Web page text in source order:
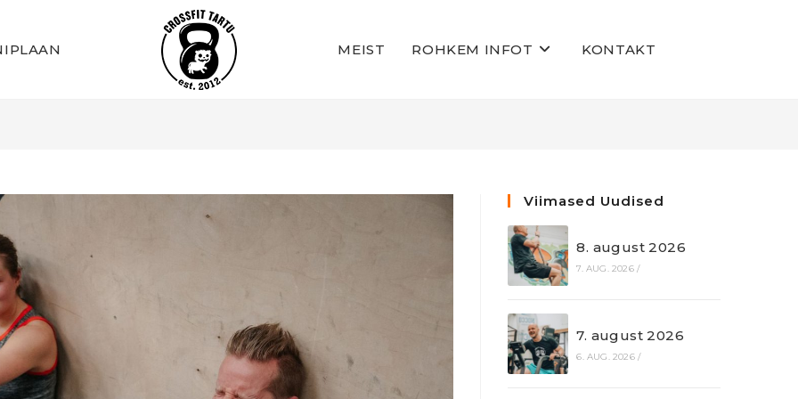
MEIST ROHKEM INFOT KONTAKT
Viimased Uudised
8. august 2026
7. AUG. 2026 /
7. august 2026
6. AUG. 2026 /